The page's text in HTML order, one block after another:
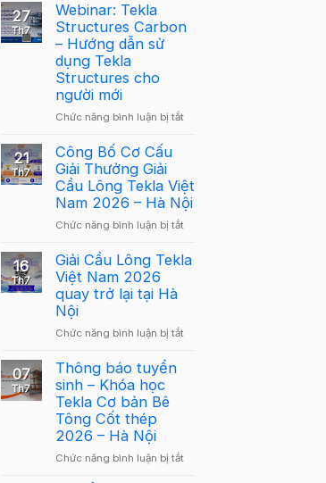
27
Th7
Webinar: Tekla
Structures Carbon
– Hướng dẫn sử
dụng Tekla
Structures cho
người mới
Chức năng bình luận bị tắtở
Carbon
–
Hướng
dẫn
dụng
21
Th7
Công Bố Cơ Cấu
Giải Thưởng Giải
Cầu Lông Tekla Việt
Nam 2026 – Hà Nội
Chức năng bình luận bị tắtở
Bố
Giải
Hà
16
Th7
Giải Cầu Lông Tekla
Việt Nam 2026
quay trở lại tại Hà
Nội
Chức năng bình luận bị tắtở
quay
07
Th7
Thông báo tuyển
sinh – Khóa học
Tekla Cơ bản Bê
Tông Cốt thép
2026 – Hà Nội
Chức năng bình luận bị tắtở